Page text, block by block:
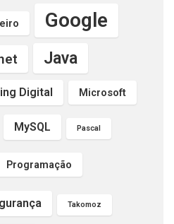
Google
Java
Digital Microsoft
MySQL Pascal
Programação
Takomoz